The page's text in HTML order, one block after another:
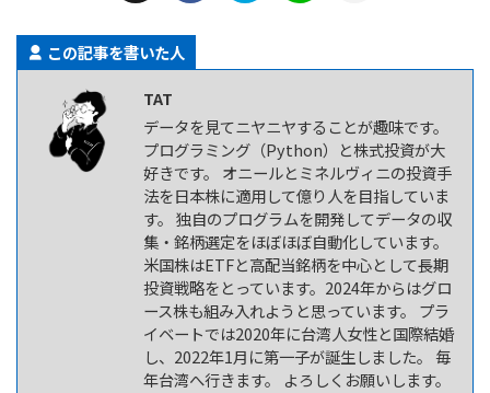
この記事を書いた人
TAT
データを見てニヤニヤすることが趣味です。
プログラミング（Python）と株式投資が大
好きです。 オニールとミネルヴィニの投資手
法を日本株に適用して億り人を目指していま
す。 独自のプログラムを開発してデータの収
集・銘柄選定をほぼほぼ自動化しています。
米国株はETFと高配当銘柄を中心として長期
投資戦略をとっています。2024年からはグロ
ース株も組み入れようと思っています。 プラ
イベートでは2020年に台湾人女性と国際結婚
し、2022年1月に第一子が誕生しました。 毎
年台湾へ行きます。 よろしくお願いします。